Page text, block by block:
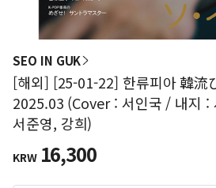
SEO IN GUK
[해외] [25-01-22] 한류피아 韓流
2025.03 (Cover : 서인국 / 내지 :
서준영, 강희)
KRW 16,300